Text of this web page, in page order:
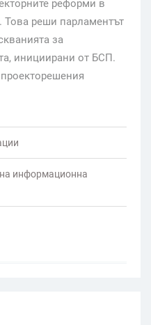
реформи в
Това реши парламентът
за
инициирани от БСП.
информационна